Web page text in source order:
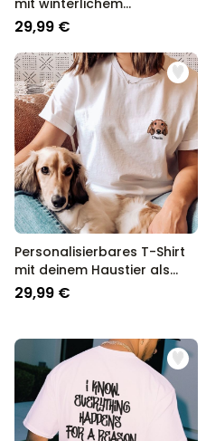
mit winterlichem
Monogramm
29,99 €
Personalisierbares T-Shirt
mit deinem Haustier als
Comic
29,99 €